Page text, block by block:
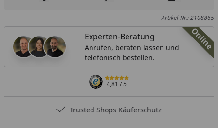
Artikel-Nr.: 2108865
Online
Experten-Beratung
Anrufen, beraten lassen und
telefonisch bestellen.
4,81/ 5
Trusted Shops Käuferschutz